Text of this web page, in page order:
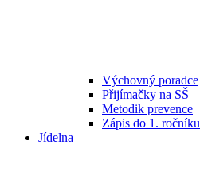
Výchovný poradce
Přijímačky na SŠ
Metodik prevence
Zápis do 1. ročníku
Jídelna